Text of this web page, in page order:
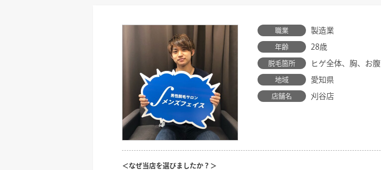
職業 製造業
年齢 28歳
脱毛箇所 ヒゲ全体、胸、お腹
地域 愛知県
店舗名 刈谷店
＜なぜ当店を選びましたか？＞